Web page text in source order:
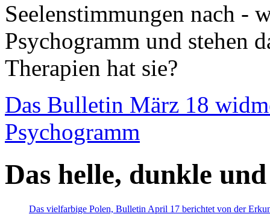
Seelenstimmungen nach -
Psychogramm und stehen
Therapien hat sie?
Das Bulletin März 18
Psychogramm
Das helle, dunkle
Das vielfarbige Polen, Bulletin April 17 berichtet von der